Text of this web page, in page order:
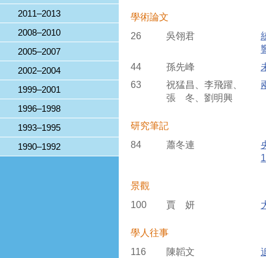
2011–2013
2008–2010
2005–2007
2002–2004
1999–2001
1996–1998
1993–1995
1990–1992
學術論文
26
吳翎君
44
孫先峰
63
祝猛昌、李飛躍、
張 冬、劉明興
研究筆記
84
蕭冬連
景觀
100
賈 妍
學人往事
116
陳韜文